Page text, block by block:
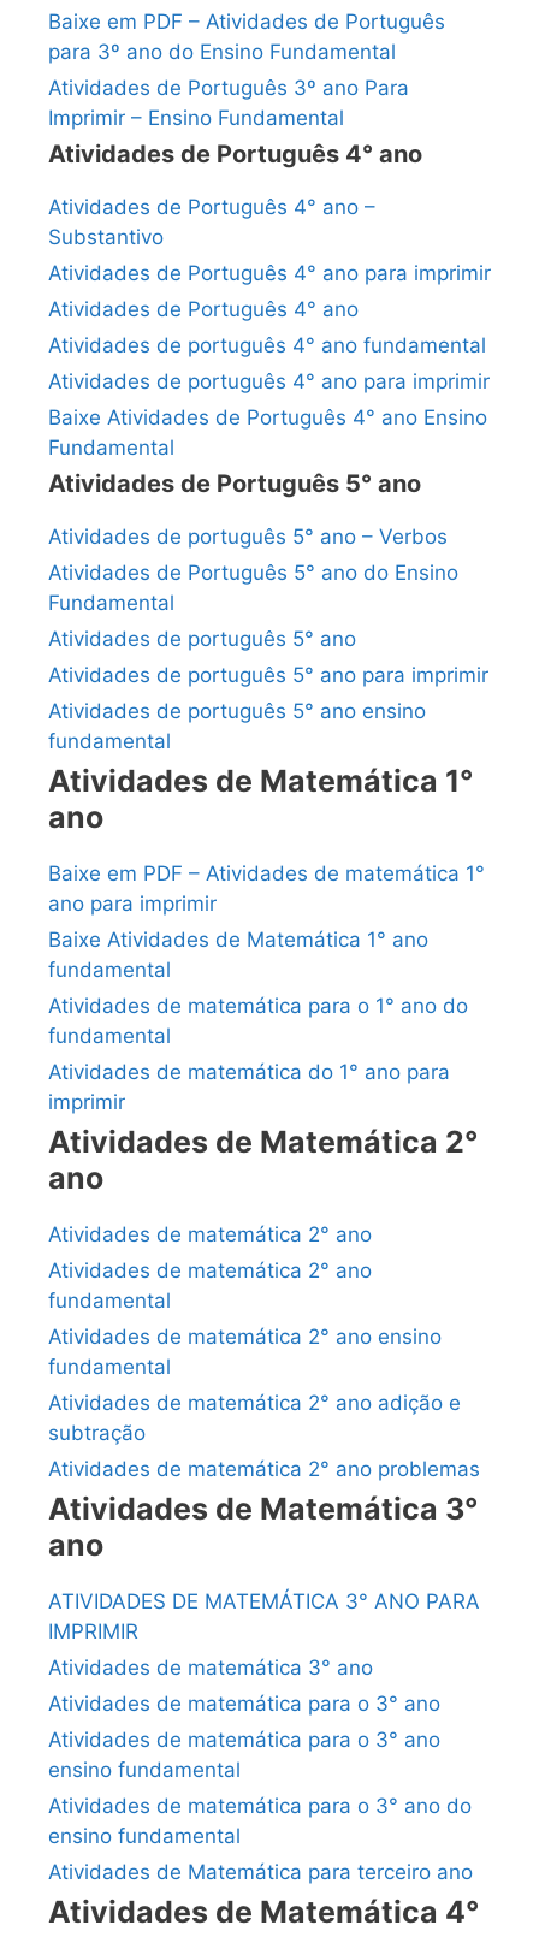
Baixe em PDF – Atividades de Português
para 3º ano do Ensino Fundamental
Atividades de Português 3º ano Para
Imprimir – Ensino Fundamental
Atividades de Português 4° ano
Atividades de Português 4° ano –
Substantivo
Atividades de Português 4° ano para imprimir
Atividades de Português 4° ano
Atividades de português 4° ano fundamental
Atividades de português 4° ano para imprimir
Baixe Atividades de Português 4° ano Ensino
Fundamental
Atividades de Português 5° ano
Atividades de português 5° ano – Verbos
Atividades de Português 5° ano do Ensino
Fundamental
Atividades de português 5° ano
Atividades de português 5° ano para imprimir
Atividades de português 5° ano ensino
fundamental
Atividades de Matemática 1°
ano
Baixe em PDF – Atividades de matemática 1°
ano para imprimir
Baixe Atividades de Matemática 1° ano
fundamental
Atividades de matemática para o 1° ano do
fundamental
Atividades de matemática do 1° ano para
imprimir
Atividades de Matemática 2°
ano
Atividades de matemática 2° ano
Atividades de matemática 2° ano
fundamental
Atividades de matemática 2° ano ensino
fundamental
Atividades de matemática 2° ano adição e
subtração
Atividades de matemática 2° ano problemas
Atividades de Matemática 3°
ano
ATIVIDADES DE MATEMÁTICA 3° ANO PARA
IMPRIMIR
Atividades de matemática 3° ano
Atividades de matemática para o 3° ano
Atividades de matemática para o 3° ano
ensino fundamental
Atividades de matemática para o 3° ano do
ensino fundamental
Atividades de Matemática para terceiro ano
Atividades de Matemática 4°